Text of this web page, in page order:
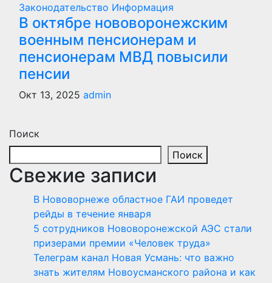
Законодательство Информация
В октябре нововоронежским
военным пенсионерам и
пенсионерам МВД повысили
пенсии
Окт 13, 2025 admin
Поиск
Поиск
Свежие записи
В Нововорнеже областное ГАИ проведет
рейды в течение января
5 сотрудников Нововоронежской АЭС стали
призерами премии «Человек труда»
Телеграм канал Новая Усмань: что важно
знать жителям Новоусманского района и как